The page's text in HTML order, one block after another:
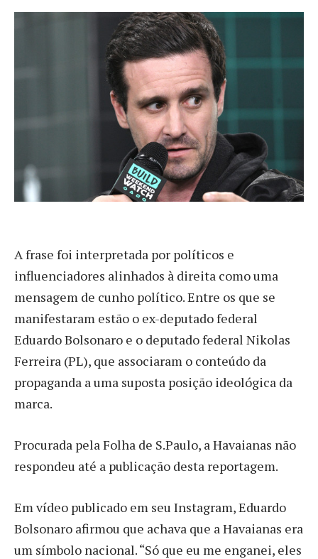
A frase foi interpretada por políticos e
influenciadores alinhados à direita como uma
mensagem de cunho político. Entre os que se
manifestaram estão o ex-deputado federal
Eduardo Bolsonaro e o deputado federal Nikolas
Ferreira (PL), que associaram o conteúdo da
propaganda a uma suposta posição ideológica da
marca.
Procurada pela Folha de S.Paulo, a Havaianas não
respondeu até a publicação desta reportagem.
Em vídeo publicado em seu Instagram, Eduardo
Bolsonaro afirmou que achava que a Havaianas era
um símbolo nacional. “Só que eu me enganei, eles